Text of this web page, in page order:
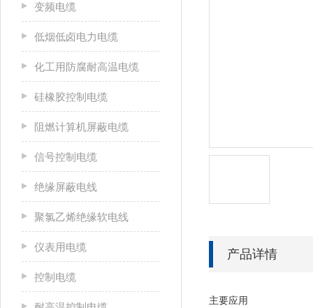
变频电缆
低烟低卤电力电缆
化工用防腐耐高温电缆
硅橡胶控制电缆
阻燃计算机屏蔽电缆
信号控制电缆
绝缘屏蔽电线
聚氯乙烯绝缘软电线
仪表用电缆
控制电缆
产品详情
主要应用